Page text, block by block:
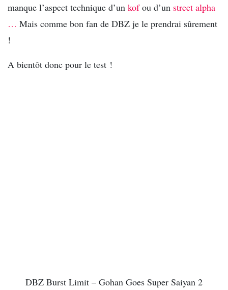
manque l’aspect technique d’un kofou d’un street alpha
… Mais comme bon fan de DBZ je le prendrai sûrement
!
A bientôt donc pour le test !
DBZ Burst Limit – Gohan Goes Super Saiyan 2